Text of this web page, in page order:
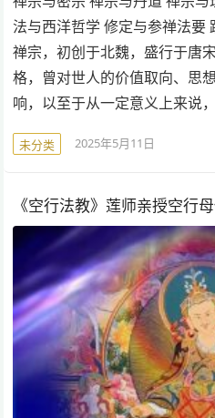
法与西洋哲学 修定与参禅法要
禅宗，初创于北魏，盛行于唐
格，曾对世人的价值取向、思
响，以至于从一定意义上来说
未分类 2025年5月11日
《空行法教》莲师亲授空行